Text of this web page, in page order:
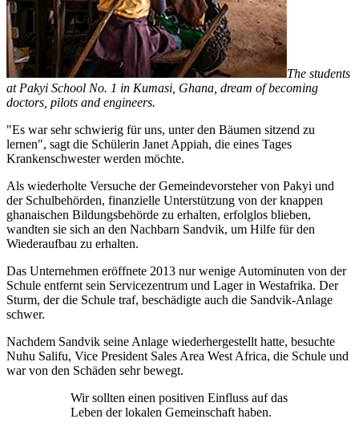
The students
at Pakyi School No. 1 in Kumasi, Ghana, dream of becoming
doctors, pilots and engineers.
"Es war sehr schwierig für uns, unter den Bäumen sitzend zu
lernen", sagt die Schülerin Janet Appiah, die eines Tages
Krankenschwester werden möchte.
Als wiederholte Versuche der Gemeindevorsteher von Pakyi und
der Schulbehörden, finanzielle Unterstützung von der knappen
ghanaischen Bildungsbehörde zu erhalten, erfolglos blieben,
wandten sie sich an den Nachbarn Sandvik, um Hilfe für den
Wiederaufbau zu erhalten.
Das Unternehmen eröffnete 2013 nur wenige Autominuten von der
Schule entfernt sein Servicezentrum und Lager in Westafrika. Der
Sturm, der die Schule traf, beschädigte auch die Sandvik-Anlage
schwer.
Nachdem Sandvik seine Anlage wiederhergestellt hatte, besuchte
Nuhu Salifu, Vice President Sales Area West Africa, die Schule und
war von den Schäden sehr bewegt.
Wir sollten einen positiven Einfluss auf das
Leben der lokalen Gemeinschaft haben.